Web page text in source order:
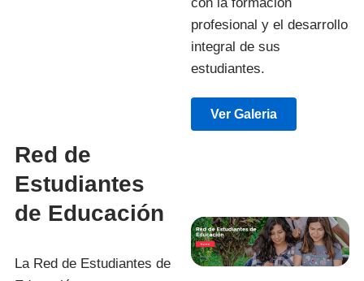
profesional y el desarrollo
integral de sus
estudiantes.
Ver Galeria
Red de
Estudiantes
de Educación
La Red de Estudiantes de